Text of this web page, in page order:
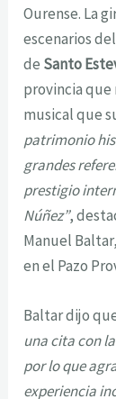
Ourense. La
escenarios
de Santo
provincia que
musical que
patrimonio
grandes
prestigio
Núñez”,
Manuel
en el Pazo
Baltar dijo
una cita con
por lo que
experiencia